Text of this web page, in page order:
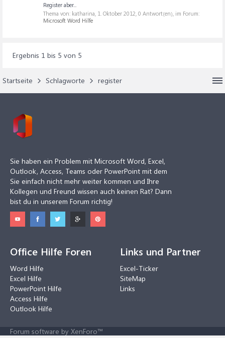
Register aber...
Thema von: katharina, 1. Oktober 2012, 0 Antwort(en), im Forum:
Microsoft Word Hilfe
Ergebnis 1 bis 5 von 5
Startseite Schlagworte register
Sie haben ein Problem mit Microsoft Word, Excel,
Outlook, Access, Teams oder PowerPoint mit dem
Sie einfach nicht mehr weiter kommen und Ihre
Kollegen und Freund wissen auch keinen Rat? Dann
bist du in unserem Forum richtig!
Office Hilfe Foren
Word Hilfe
Excel Hilfe
PowerPoint Hilfe
Access Hilfe
Outlook Hilfe
Links und Partner
Excel-Ticker
SiteMap
Links
Forum software by XenForo™